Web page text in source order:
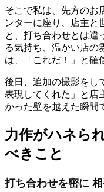
そこで私は、先方のお
ンターに座り、店主と
と、打ち合わせとは違
る気持ち、温かい店の
は、「これだ！」と確
後日、追加の撮影をし
表現してくれた」と店
かった壁を越えた瞬間
力作がハネら
べきこと
打ち合わせを密に